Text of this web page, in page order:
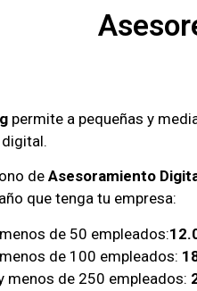
permite a pequeñas y
de Asesoramiento
que tenga tu empresa:
de 50 empleados:
de 100 empleados:
menos de 250 empleados: